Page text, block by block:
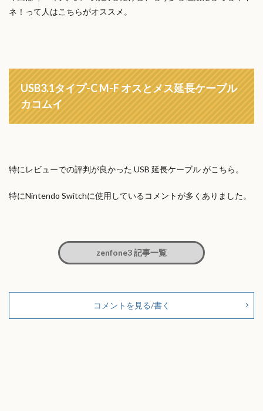
ネ！って人はこちらがオススメ。
USB3.1タイプ-C M-F オスとメス延長ケーブル
カコムイ
特にレビューでの評判が良かった USB 延長ケーブル がこちら。
特にNintendo Switchに使用しているコメントが多くありました。
zenfone3 記事一覧
コメントを見る/書く